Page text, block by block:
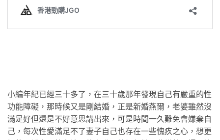
小編年紀已經三十多了，在三十歲那年發現自己有嚴重的性
功能障礙，那時候又是剛結婚，正是新婚燕爾，老婆雖然沒
滿足好但還是不好意思講出來，可是時間一久難免會嫌棄自
己，每次性愛滿足不了妻子自己也存在一些愧疚之心，想更